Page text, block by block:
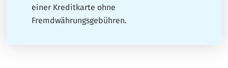
einer Kreditkarte ohne
Fremdwährungsgebühren.